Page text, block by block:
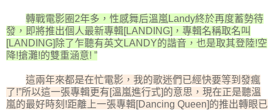
轉戰電影圈2年多，性感舞后溫嵐Landy終於再度蓄勢待
發，即將推出個人最新專輯[LANDING]，專輯名稱取名叫
[LANDING]除了乍聽有英文LANDY的諧音，也是取其登陸!空
降!搶灘!的雙重涵意! ”
這兩年來都是在忙電影，我的歌迷們已經快要等到發瘋
了!”所以這一張專輯更有[溫嵐進行式]的意思，現在正是聽溫
嵐的最好時刻!距離上一張專輯[Dancing Queen]的推出轉眼已